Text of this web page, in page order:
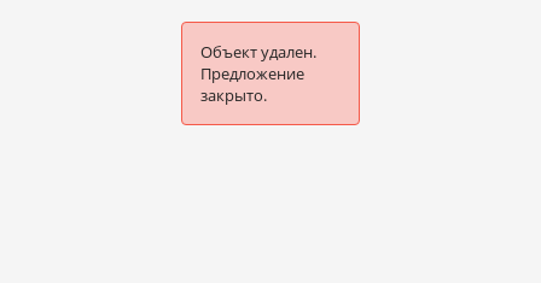
Объект удален.
Предложение
закрыто.